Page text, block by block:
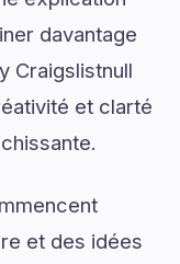
davantage
Craigslistnull
et clarté
et des idées